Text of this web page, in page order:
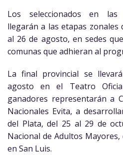
Los seleccionados en las
llegarán a las etapas
al 26 de agosto, en sedes
comunas que adhieran al
La final provincial se
agosto en el Teatro
ganadores representarán a
Nacionales Evita, a
del Plata, del 25 al 29 de
Nacional de Adultos
en San Luis.